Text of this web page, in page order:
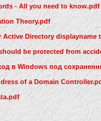
- All you need to know.pdf
Theory.pdf
Directory displayname
be protected from
в Windows под
of a Domain